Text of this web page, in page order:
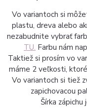
Vo variantoch si
plastu, dreva alebo
nezabudnite vybrať
TU. Farbu nám
Taktiež si prosím vo
máme 2 veľkosti,
Vo variantoch si tiež
zapichovacou
Šírka